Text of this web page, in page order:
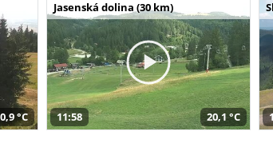
°C
Jasenská dolina (30 km)
11:58 20,1 °C